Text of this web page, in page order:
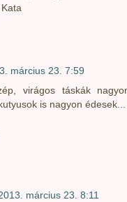
március 23. 7:59
virágos táskák
is nagyon édesek...
március 23. 8:11